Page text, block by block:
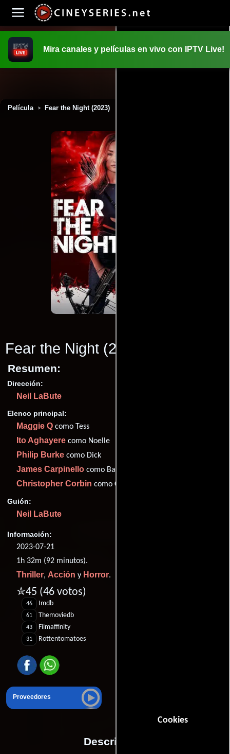
Cookies
Mira canales y películas en vivo con IPTV Live!
Película > Fear the Night (2023)
Fear the Night (2023)
Resumen:
Dirección:
Neil LaBute
Elenco principal:
Maggie Q como Tess
Ito Aghayere como Noelle
Philip Burke como Dick
James Carpinello como Bart
Christopher Corbin como Caretaker #1
Guión:
Neil LaBute
Información:
2023-07-21
1h 32m (92 minutos).
Thriller, Acción y Horror.
✮45 (46 votos)
46 Imdb
61 Themoviedb
43 Filmaffinity
31 Rottentomatoes
Proveedores
Descripción